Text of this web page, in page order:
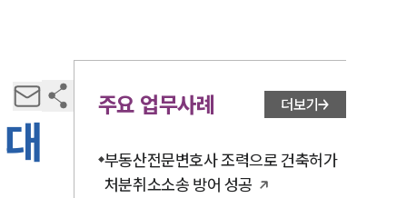
주요 업무사례 더보기
부동산전문변호사 조력으로 건축허가
처분취소소송 방어 성공